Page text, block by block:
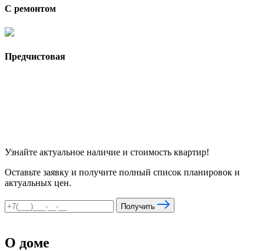
С ремонтом
Предчистовая
Узнайте актуальное наличие и стоимость квартир!
Оставьте заявку и получите полный список планировок и
актуальных цен.
Получить
О доме